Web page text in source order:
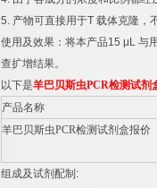
5. 产物可直接用于T 载体克隆，
使用及效果：将本产品15 μL 与
查扩增结果。
以下是羊巴贝斯虫PCR检测试剂
产品名称
羊巴贝斯虫PCR检测试剂盒报价
组成及试剂配制 :